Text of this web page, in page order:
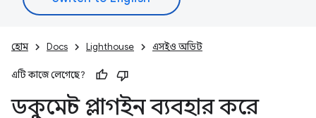
হোম Docs Lighthouse এসইও অডিট
এটি কাজে লেগেছে?
ডকুমেন্ট প্লাগইন ব্যবহার করে